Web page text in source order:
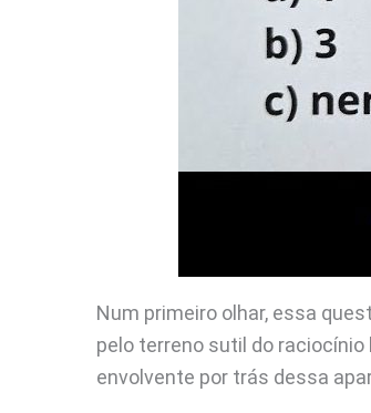
Num primeiro olhar, essa
pelo terreno sutil do
envolvente por trás dessa